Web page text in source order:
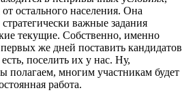
остального населения. Она
важные задания
текущие. Собственно, именно
же дней поставить кандидатов
поселить их у нас. Ну,
полагаем, многим участникам будет
работа.